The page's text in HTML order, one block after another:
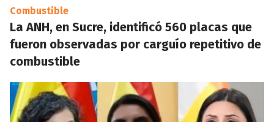
Combustible
La ANH, en Sucre, identificó 560 placas que
fueron observadas por carguío repetitivo de
combustible